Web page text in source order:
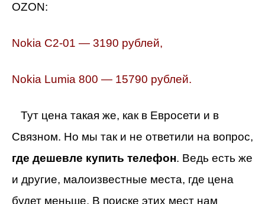
OZON:
Nokia C2-01 — 3190 рублей,
Nokia Lumia 800 — 15790 рублей.
Тут цена такая же, как в Евросети и в
Связном. Но мы так и не ответили на вопрос,
где дешевле купить телефон. Ведь есть же
и другие, малоизвестные места, где цена
будет меньше. В поиске этих мест нам